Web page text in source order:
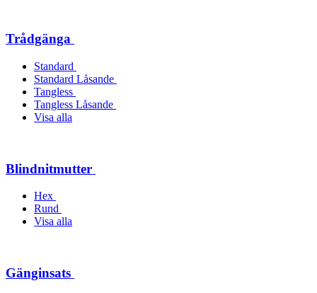
Trådgänga
Standard
Standard Låsande
Tangless
Tangless Låsande
Visa alla
Blindnitmutter
Hex
Rund
Visa alla
Gänginsats